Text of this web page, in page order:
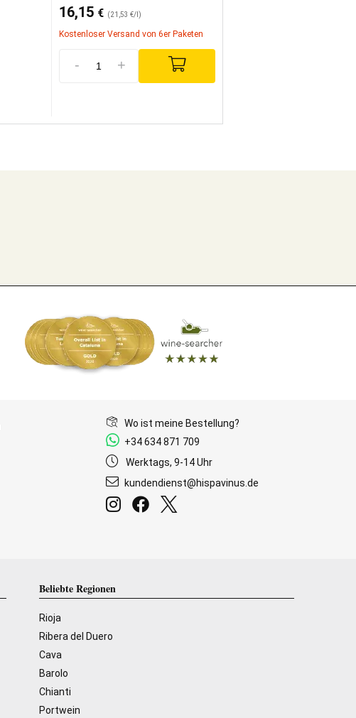
16,15 € (21,53 €/l)
Kostenloser Versand von 6er Paketen
- +
Wo ist meine Bestellung?
+34 634 871 709
Werktags, 9-14 Uhr
kundendienst@hispavinus.de
Beliebte Regionen
Rioja
Ribera del Duero
Cava
Barolo
Chianti
Portwein